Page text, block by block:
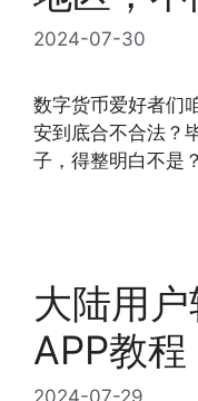
2024-07-30
数字货币爱好者们
安到底合不合法？
子，得整明白不是
大陆用
APP教程
2024-07-29